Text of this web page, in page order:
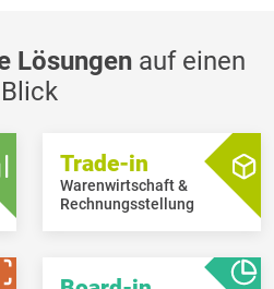
Lösungenauf einen
Blick
Trade-in
Warenwirtschaft &
Rechnungsstellung